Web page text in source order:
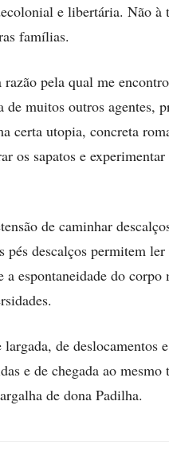
e libertária. Não
famílias.
razão pela qual me
muitos outros agentes,
certa utopia, concreta
os sapatos e
de caminhar
descalços permitem
a espontaneidade do
de deslocamentos
e de chegada ao
de dona Padilha.